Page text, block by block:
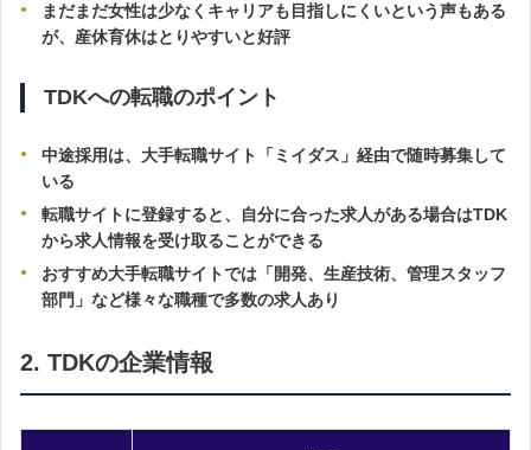
まだまだ女性は少なくキャリアも目指しにくいという声もある
が、産休育休はとりやすいと好評
TDKへの転職のポイント
中途採用は、大手転職サイト「ミイダス」経由で随時募集して
いる
転職サイトに登録すると、自分に合った求人がある場合はTDK
から求人情報を受け取ることができる
おすすめ大手転職サイトでは「開発、生産技術、管理スタッフ
部門」など様々な職種で多数の求人あり
2. TDKの企業情報